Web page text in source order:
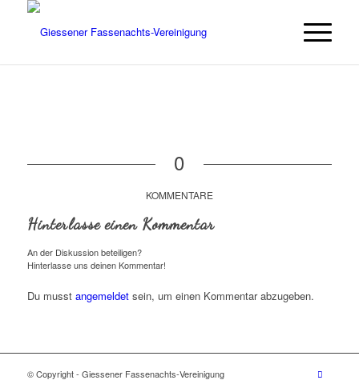
0
KOMMENTARE
Hinterlasse einen Kommentar
An der Diskussion beteiligen?
Hinterlasse uns deinen Kommentar!
Du musst angemeldetsein, um einen Kommentar abzugeben.
© Copyright - Giessener Fassenachts-Vereinigung